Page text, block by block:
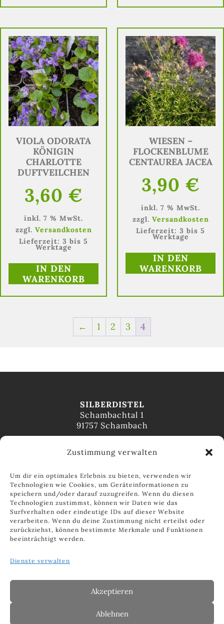
Zustimmung verwalten
Um dir ein optimales Erlebnis zu bieten, verwenden wir
Technologien wie Cookies, um Geräteinformationen zu
speichern und/oder darauf zuzugreifen. Wenn du diesen
Technologien zustimmst, können wir Daten wie das
Surfverhalten oder eindeutige IDs auf dieser Website
verarbeiten. Wenn du deine Zustimmung nicht erteilst oder
zurückziehst, können bestimmte Merkmale und Funktionen
beeinträchtigt werden.
Dienste verwalten
Akzeptieren
Ablehnen
VIOLA ODORATA
KÖNIGIN
CHARLOTTE
DUFTVEILCHEN
3,60 €
inkl. 7 % MwSt.
zzgl. Versandkosten
Lieferzeit: 3 bis 5
Werktage
IN DEN
WARENKORB
WIESEN –
FLOCKENBLUME
CENTAUREA JACEA
3,90 €
inkl. 7 % MwSt.
zzgl. Versandkosten
Lieferzeit: 3 bis 5
Werktage
IN DEN
WARENKORB
← 1 2 3 4
SILBERDISTEL
Schambachtal 1
91757 Schambach
Montag bis Freitag
13:30 – 18:00 Uhr
Samstag
9:00 – 14:00 Uhr
Fachgeschäft
Telefon 09142 2045020
Telefax 09142 2045021
Datenschutz
AGB
Zahlungsarten
Versandarten
Widerrufsbelehrung